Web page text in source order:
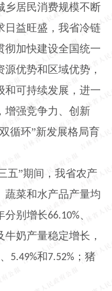
乡居民消费规模不断
日益旺盛，我省冷链
彻加快建设全国统一
优势和区域优势，
和可持续发展，进一
增强竞争力、创新
循环”新发展格局育
五”期间，我省农产
蔬菜和水产品产量均
分别增长66.10%、
牛奶产量稳定增长，
、 5.49%和7.52% ；猪